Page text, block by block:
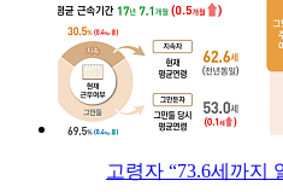
고령자 “73.6세까지